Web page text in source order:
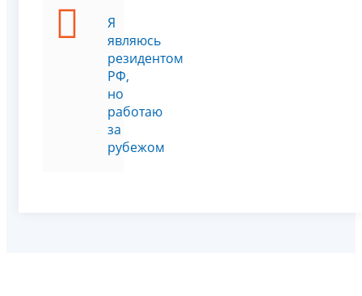
Я
являюсь
резидентом
РФ,
но
работаю
за
рубежом